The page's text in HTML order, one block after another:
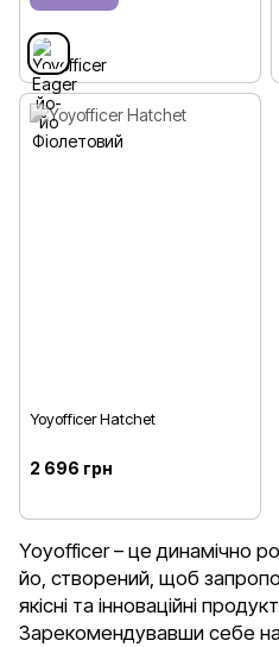
Yoyofficer Hatchet
2 696 грн
Yoyofficer – це динамічно
йо, створений, щоб
якісні та інноваційні
Зарекомендувавши себе